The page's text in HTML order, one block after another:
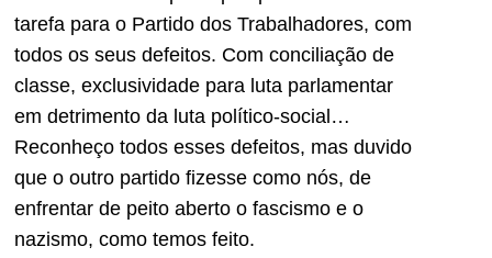
tarefa para o Partido dos Trabalhadores, com
todos os seus defeitos. Com conciliação de
classe, exclusividade para luta parlamentar
em detrimento da luta político-social…
Reconheço todos esses defeitos, mas duvido
que o outro partido fizesse como nós, de
enfrentar de peito aberto o fascismo e o
nazismo, como temos feito.